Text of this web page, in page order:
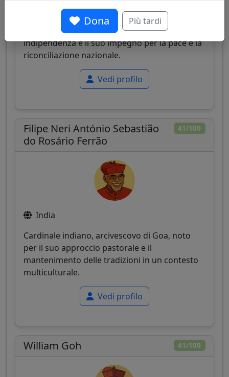
Cardinale timorese, arcivescovo di Dili, primo
cardinale del suo paese, noto per la sua
leadership nella ricostruzione post-
indipendenza e il suo impegno per la pace e la
riconciliazione nazionale.
Vedi profilo
41/100
Filipe Neri António Sebastião
do Rosário Ferrão
India
Cardinale indiano, arcivescovo di Goa, noto
per il suo approccio pastorale e il
mantenimento delle tradizioni in un contesto
multiculturale.
Vedi profilo
41/100
William Goh
Dona Più tardi